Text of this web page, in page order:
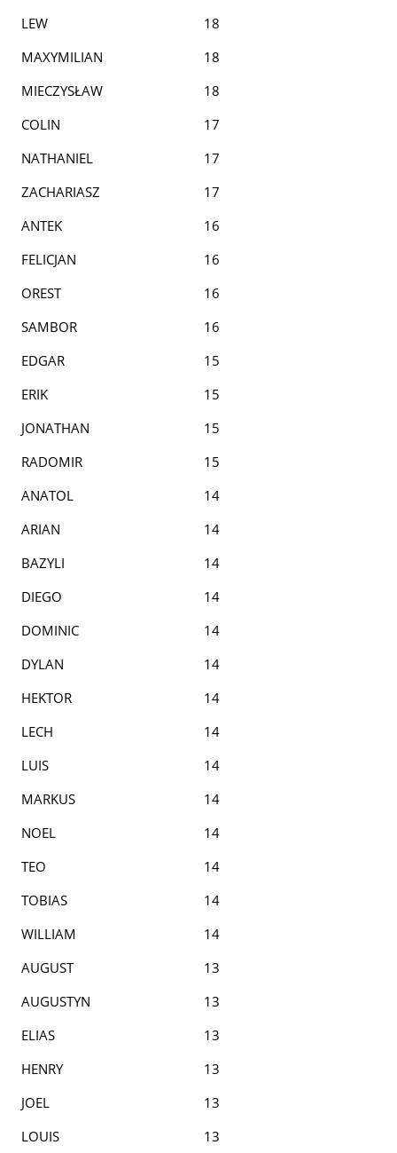
LEW
18
MAXYMILIAN
18
MIECZYSŁAW
18
COLIN
17
NATHANIEL
17
ZACHARIASZ
17
ANTEK
16
FELICJAN
16
OREST
16
SAMBOR
16
EDGAR
15
ERIK
15
JONATHAN
15
RADOMIR
15
ANATOL
14
ARIAN
14
BAZYLI
14
DIEGO
14
DOMINIC
14
DYLAN
14
HEKTOR
14
LECH
14
LUIS
14
MARKUS
14
NOEL
14
TEO
14
TOBIAS
14
WILLIAM
14
AUGUST
13
AUGUSTYN
13
ELIAS
13
HENRY
13
JOEL
13
LOUIS
13